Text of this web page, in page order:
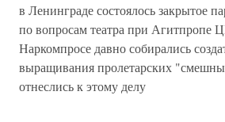
в Ленинграде состоялось закрытое
по вопросам театра при
Наркомпросе давно собирались
выращивания пролетарских
отнеслись к этому делу